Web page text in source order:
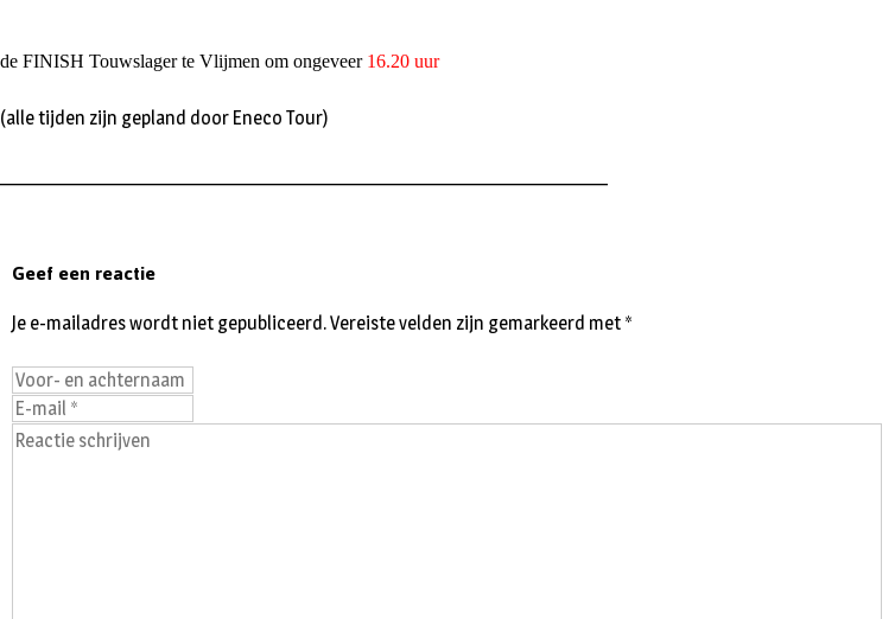
de FINISH Touwslager te Vlijmen om ongeveer 16.20 uur
(alle tijden zijn gepland door Eneco Tour)
Geef een reactie
Je e-mailadres wordt niet gepubliceerd.Vereiste velden zijn gemarkeerd met *